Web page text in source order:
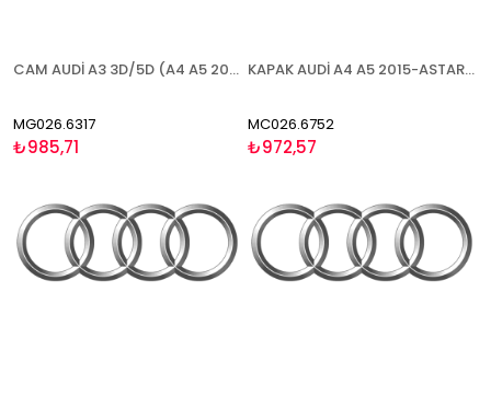
CAM AUDİ A3 3D/5D (A4 A5 2010-2015) 2010-2012 ISITMALI SAĞ
MG026.6317
₺985,71
KAPAK AUDİ A4 A5 2015-ASTARLI BLİS SOL
MC026.6752
₺972,57